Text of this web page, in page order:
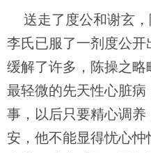
送走了度公和谢玄，
李氏已服了一剂度公
缓解了许多，陈操之
最轻微的先天性心脏
事，以后只要精心调
安，他不能显得忧心